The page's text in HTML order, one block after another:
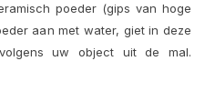
poeder (gips van hoge
aan met water, giet in deze
uw object uit de mal.